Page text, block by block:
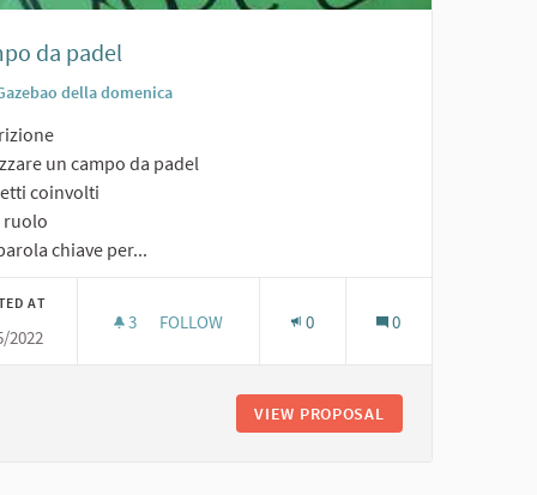
da padel
della domenica
un campo da padel
coinvolti
ruolo
chiave per...
AT
2022
3 3 FOLLOWERS
FOLLOW 0 0
VIEW PROPOSAL